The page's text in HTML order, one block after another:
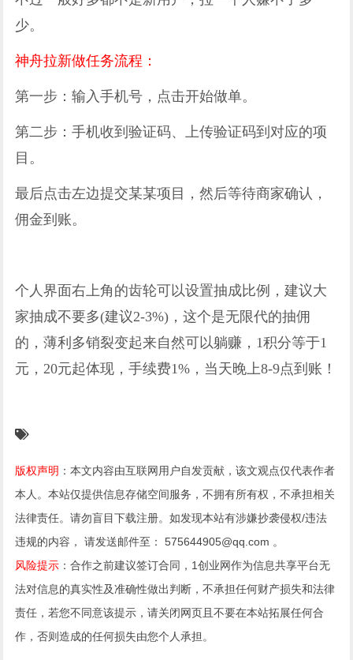
少。
神舟拉新做任务流程：
第一步：输入手机号，点击开始做单。
第二步：手机收到验证码、上传验证码到对应的项
目。
最后点击左边提交某某项目，然后等待商家确认，
佣金到账。
个人界面右上角的齿轮可以设置抽成比例，建议大
家抽成不要多(建议2-3%)，这个是无限代的抽佣
的，薄利多销裂变起来自然可以躺赚，1积分等于1
元，20元起体现，手续费1%，当天晚上8-9点到账！
版权声明 ：本文内容由互联网用户自发贡献，该文观点仅代表作者
本人。本站仅提供信息存储空间服务，不拥有所有权，不承担相关
法律责任。请勿盲目下载注册。如发现本站有涉嫌抄袭侵权/违法
违规的内容， 请发送邮件至： 575644905@qq.com 。
风险提示 ：合作之前建议签订合同，1创业网作为信息共享平台无
法对信息的真实性及准确性做出判断，不承担任何财产损失和法律
责任，若您不同意该提示，请关闭网页且不要在本站拓展任何合
作，否则造成的任何损失由您个人承担。